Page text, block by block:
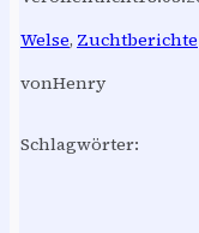
Welse, Zuchtberichte
vonHenry
Schlagwörter: